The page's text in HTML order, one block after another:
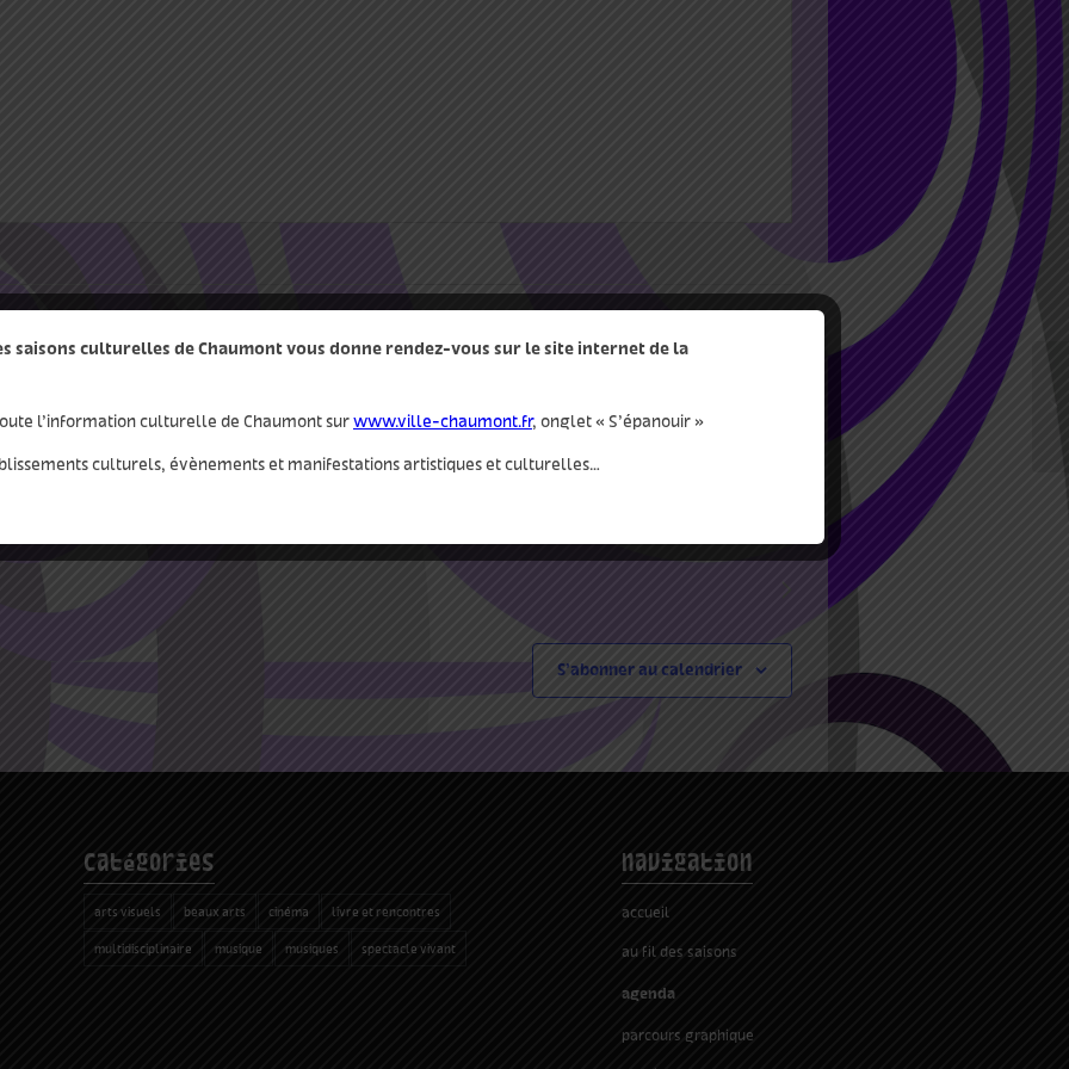
Il n’y a pas de évènements à venir.
S’abonner au calendrier
catégories
arts visuels beaux arts cinéma livre et rencontres
multidisciplinaire musique musiques spectacle vivant
navigation
accueil
au fil des saisons
agenda
parcours graphique
la
saisons culturelles de Chaumont vous donne rendez-vous sur le site internet de la
l’information culturelle de Chaumont surwww.ville-chaumont.fr, onglet « S’épanouir »
culturels, évènements et manifestations artistiques et culturelles…